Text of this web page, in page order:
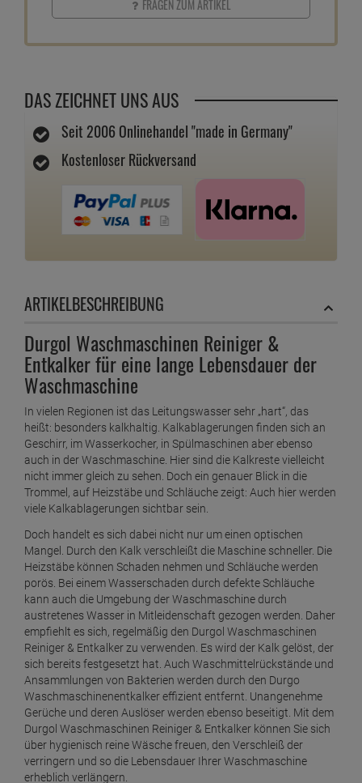
FRAGEN ZUM ARTIKEL
DAS ZEICHNET UNS AUS
Seit 2006 Onlinehandel "made in Germany"
Kostenloser Rückversand
ARTIKELBESCHREIBUNG
Durgol Waschmaschinen Reiniger &
Entkalker für eine lange Lebensdauer der
Waschmaschine
In vielen Regionen ist das Leitungswasser sehr „hart“, das
heißt: besonders kalkhaltig. Kalkablagerungen finden sich an
Geschirr, im Wasserkocher, in Spülmaschinen aber ebenso
auch in der Waschmaschine. Hier sind die Kalkreste vielleicht
nicht immer gleich zu sehen. Doch ein genauer Blick in die
Trommel, auf Heizstäbe und Schläuche zeigt: Auch hier werden
viele Kalkablagerungen sichtbar sein.
Doch handelt es sich dabei nicht nur um einen optischen
Mangel. Durch den Kalk verschleißt die Maschine schneller. Die
Heizstäbe können Schaden nehmen und Schläuche werden
porös. Bei einem Wasserschaden durch defekte Schläuche
kann auch die Umgebung der Waschmaschine durch
austretenes Wasser in Mitleidenschaft gezogen werden. Daher
empfiehlt es sich, regelmäßig den Durgol Waschmaschinen
Reiniger & Entkalker zu verwenden. Es wird der Kalk gelöst, der
sich bereits festgesetzt hat. Auch Waschmittelrückstände und
Ansammlungen von Bakterien werden durch den Durgo
Waschmaschinenentkalker effizient entfernt. Unangenehme
Gerüche und deren Auslöser werden ebenso beseitigt. Mit dem
Durgol Waschmaschinen Reiniger & Entkalker können Sie sich
über hygienisch reine Wäsche freuen, den Verschleiß der
verringern und so die Lebensdauer Ihrer Waschmaschine
erheblich verlängern.